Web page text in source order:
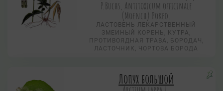
P.Buchs, Antitoxicum officinale
(Moench) Poked.
ЛАСТОВЕНЬ ЛЕКАРСТВЕННЫЙ
ЗМЕИНЫЙ КОРЕНЬ, КУТРА,
ПРОТИВОЯДНАЯ ТРАВА, БОРОДАЧ,
ЛАСТОЧНИК, ЧОРТОВА БОРОДА
Лопух большой